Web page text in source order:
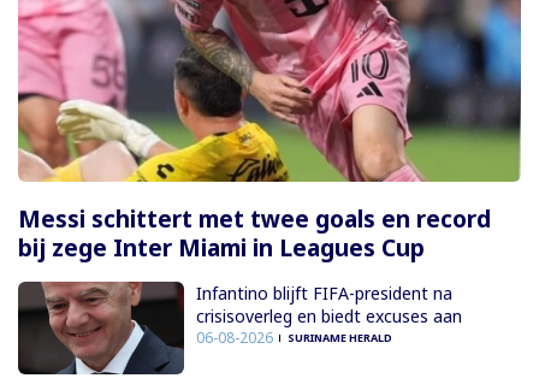
Messi schittert met twee goals en record
bij zege Inter Miami in Leagues Cup
Infantino blijft FIFA-president na
crisisoverleg en biedt excuses aan
06-08-2026 SURINAME HERALD